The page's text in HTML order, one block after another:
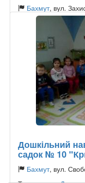
Бахмут, вул.
Дошкільний
садок № 10
Бахмут, вул.